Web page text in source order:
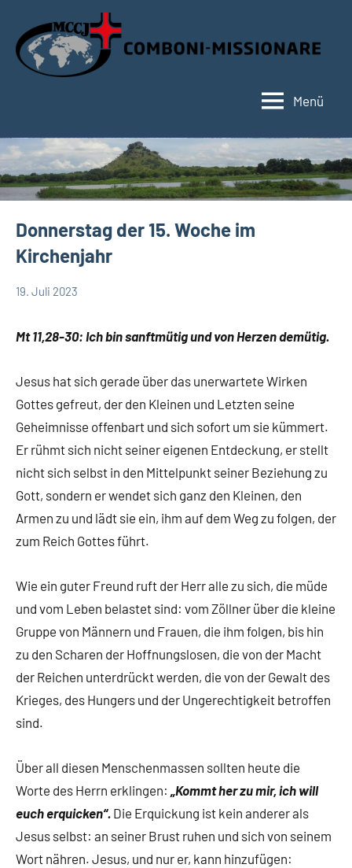
Inhalt
springen
Menü
Donnerstag der 15. Woche im
Kirchenjahr
19. Juli 2023
Mt 11,28-30: Ich bin sanftmütig und von Herzen demütig.
Jesus hat sich gerade über das unerwartete Wirken
Gottes gefreut, der den Kleinen und Letzten seine
Geheimnisse offenbart und sich sofort um sie kümmert.
Er rühmt sich nicht seiner eigenen Entdeckung, er stellt
nicht sich selbst in den Mittelpunkt seiner Beziehung zu
Gott, sondern er wendet sich ganz den Kleinen, den
Armen zu und lädt sie ein, ihm auf dem Weg zu folgen, der
zum Reich Gottes führt.
Wie ein guter Freund ruft der Herr alle zu sich, die müde
und vom Leben belastet sind: vom Zöllner über die kleine
Gruppe von Männern und Frauen, die ihm folgen, bis hin
zu den Scharen der Hoffnungslosen, die von der Macht
der Reichen unterdrückt werden, die von der Gewalt des
Krieges, des Hungers und der Ungerechtigkeit betroffen
sind.
Über all diesen Menschenmassen sollten heute die
Worte des Herrn erklingen: „Kommt her zu mir, ich will
euch erquicken“. Die Erquickung ist kein anderer als
Jesus selbst: an seiner Brust ruhen und sich von seinem
Wort nähren. Jesus, und nur er, kann hinzufügen: